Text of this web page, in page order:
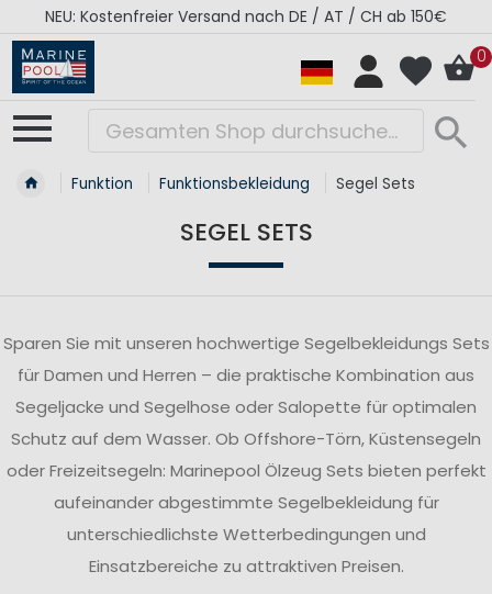
RÉGATES ROYALES Kollektion - Super Sale
0
Funktion Funktionsbekleidung Segel Sets
SEGEL SETS
Sparen Sie mit unseren hochwertige Segelbekleidungs Sets
für Damen und Herren – die praktische Kombination aus
Segeljacke und Segelhose oder Salopette für optimalen
Schutz auf dem Wasser. Ob Offshore-Törn, Küstensegeln
oder Freizeitsegeln: Marinepool Ölzeug Sets bieten perfekt
aufeinander abgestimmte Segelbekleidung für
unterschiedlichste Wetterbedingungen und
Einsatzbereiche zu attraktiven Preisen.